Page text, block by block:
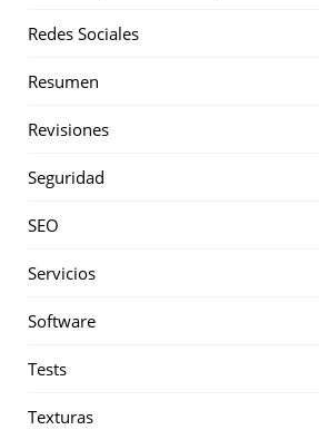
Redes Sociales
Resumen
Revisiones
Seguridad
SEO
Servicios
Software
Tests
Texturas